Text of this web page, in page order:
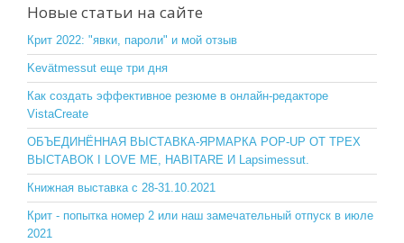
e
b
o
o
k
er
o
kl
a
ss
ni
ki
Новые статьи на сайте
Крит 2022: "явки, пароли" и мой отзыв
Kevätmessut еще три дня
Как создать эффективное резюме в онлайн-редакторе
VistaCreate
ОБЪЕДИНЁННАЯ ВЫСТАВКА-ЯРМАРКА POP-UP ОТ ТРЕХ
ВЫСТАВОК I LOVE ME, HABITARE И Lapsimessut.
Книжная выставка с 28-31.10.2021
Крит - попытка номер 2 или наш замечательный отпуск в июле
2021